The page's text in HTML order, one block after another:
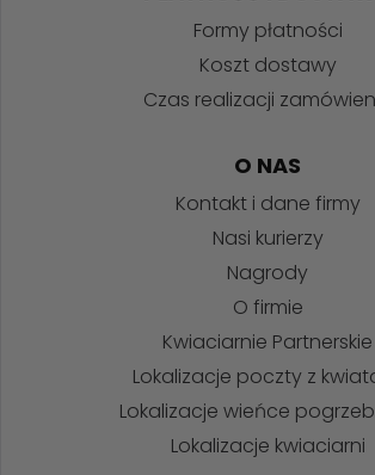
Formy płatności
Koszt dostawy
Czas realizacji
O NAS
Kontakt i dane firmy
Nasi kurierzy
Nagrody
O firmie
Kwiaciarnie Partnerskie
Lokalizacje poczty z
Lokalizacje wieńce
Lokalizacje kwiaciarni